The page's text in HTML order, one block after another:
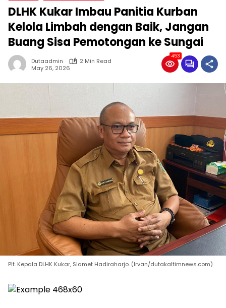
DLHK Kukar Imbau Panitia Kurban
Kelola Limbah dengan Baik, Jangan
Buang Sisa Pemotongan ke Sungai
Dutaadmin
2 Min Read
May 26, 2026
453
Plt. Kepala DLHK Kukar, Slamet Hadiraharjo. (Irvan/dutakaltimnews.com)